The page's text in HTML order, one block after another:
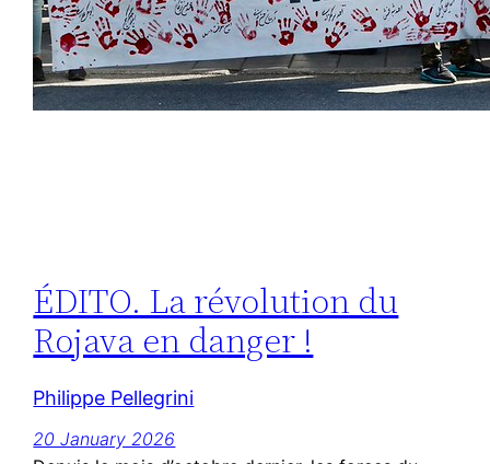
ÉDITO. La révolution du
Rojava en danger !
Philippe Pellegrini
20 January 2026